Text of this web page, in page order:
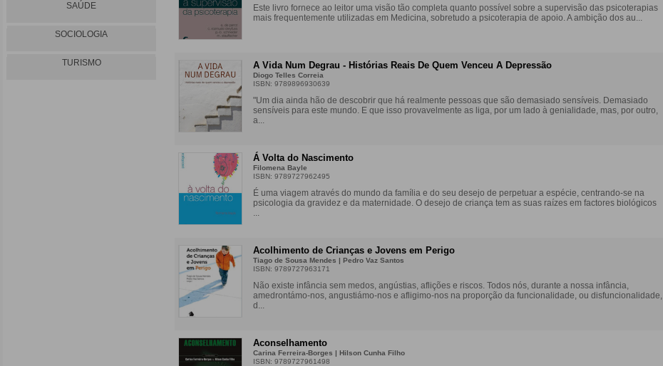
SAÚDE
SOCIOLOGIA
TURISMO
Este livro fornece ao leitor uma visão tão completa quanto possível sobre a supervisão das psicoterapias
mais frequentemente utilizadas em Medicina, sobretudo a psicoterapia de apoio. A ambição dos au...
A Vida Num Degrau - Histórias Reais De Quem Venceu A Depressão
Diogo Telles Correia
ISBN: 9789896930639
"Um dia ainda hão de descobrir que há realmente pessoas que são demasiado sensíveis. Demasiado
sensíveis para este mundo. E que isso provavelmente as liga, por um lado à genialidade, mas, por outro,
a...
Á Volta do Nascimento
Filomena Bayle
ISBN: 9789727962495
É uma viagem através do mundo da família e do seu desejo de perpetuar a espécie, centrando-se na
psicologia da gravidez e da maternidade. O desejo de criança tem as suas raízes em factores biológicos
...
Acolhimento de Crianças e Jovens em Perigo
Tiago de Sousa Mendes | Pedro Vaz Santos
ISBN: 9789727963171
Não existe infância sem medos, angústias, aflições e riscos. Todos nós, durante a nossa infância,
amedrontámo-nos, angustiámo-nos e afligimo-nos na proporção da funcionalidade, ou disfuncionalidade,
d...
Aconselhamento
Carina Ferreira-Borges | Hilson Cunha Filho
ISBN: 9789727961498